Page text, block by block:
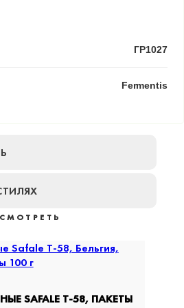
ГР1027
Fermentis
SAFALE T-58, ПАКЕТЫ